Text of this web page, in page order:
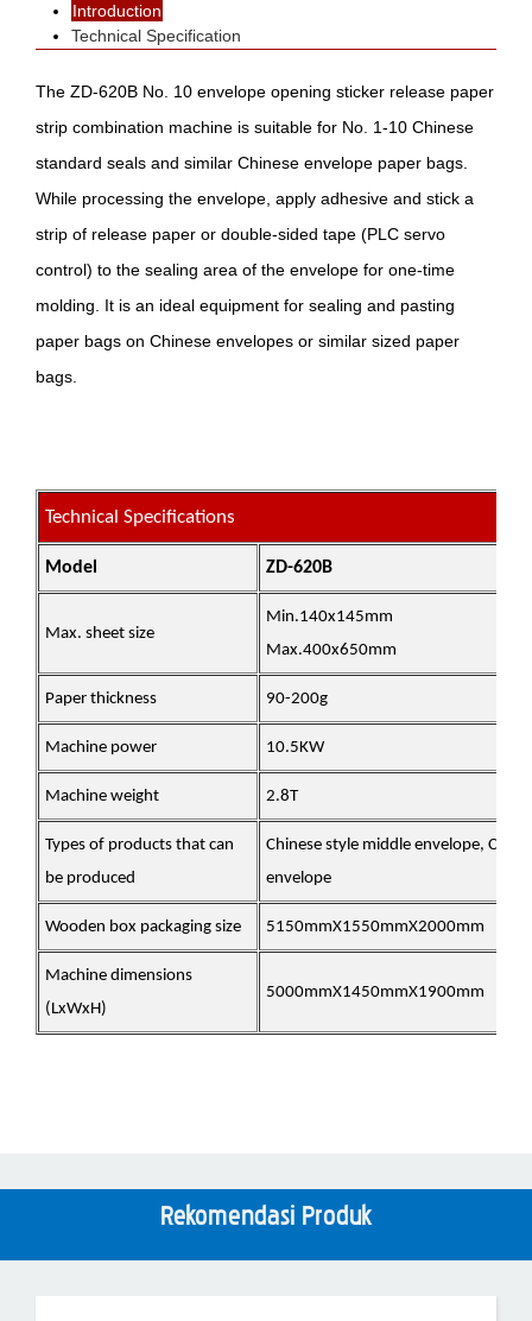
Introduction
Technical Specification
The ZD-620B No. 10 envelope opening sticker release paper
strip combination machine is suitable for No. 1-10 Chinese
standard seals and similar Chinese envelope paper bags.
While processing the envelope, apply adhesive and stick a
strip of release paper or double-sided tape (PLC servo
control) to the sealing area of the envelope for one-time
molding. It is an ideal equipment for sealing and pasting
paper bags on Chinese envelopes or similar sized paper
bags.
Technical Specifications
Model ZD-620B
Max. sheet size
Min.140x145mm
Max.400x650mm
Paper thickness 90-200g
Machine power 10.5KW
Machine weight 2.8T
Types of products that can
be produced
Chinese style middle envelope,
envelope
Wooden box packaging size 5150mmX1550mmX2000mm
Machine dimensions
(LxWxH)
5000mmX1450mmX1900mm
Rekomendasi Produk